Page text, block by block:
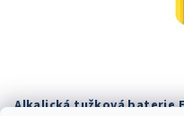
Alkalická tužková baterie